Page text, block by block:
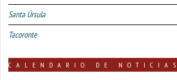
Santa Úrsula
Tacoronte
CALENDARIO DE NOTICIAS